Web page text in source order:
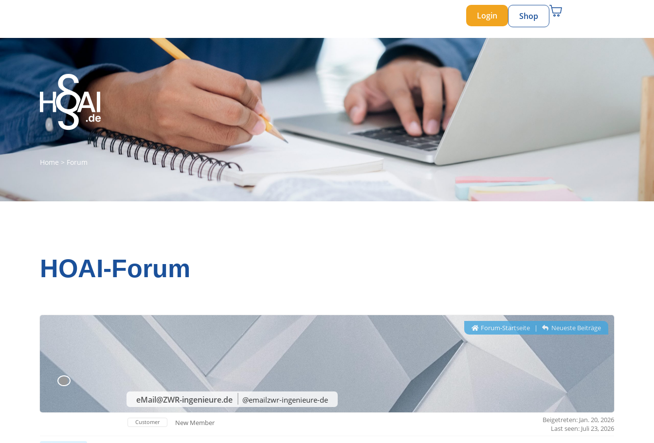
Login Shop
Home > Forum
HOAI-Forum
eMail@ZWR-ingenieure.de @emailzwr-ingenieure-de
Forum-Startseite| Neueste Beiträge
Customer New Member
Beigetreten: Jan. 20, 2026
Last seen: Juli 23, 2026